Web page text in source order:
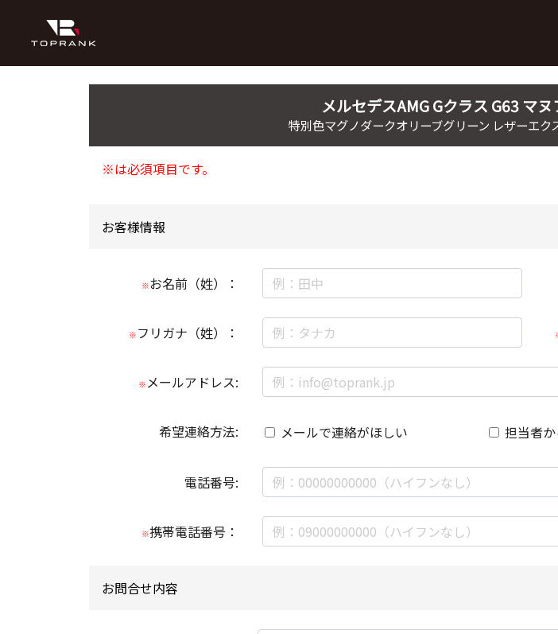
メルセデスAMGGクラス G63 マ
特別色マグノダークオリーブグリーン レザーエ
※は必須項目です。
お客様情報
※お名前（姓）：
※ フリガナ（姓）：
※ メールアドレス:
希望連絡方法: メールで連絡がほしい 担当者
電話番号:
※携帯電話番号：
お問合せ内容